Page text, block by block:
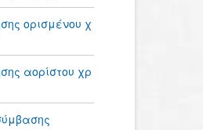
ορισμένου χ
αορίστου χρ